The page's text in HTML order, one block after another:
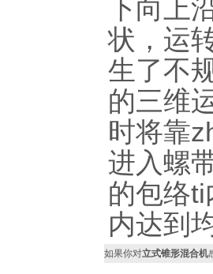
下向上
状，运
生了不
的三维
时将靠
进入螺
的包络
内达到
如果你对立式锥形混合机